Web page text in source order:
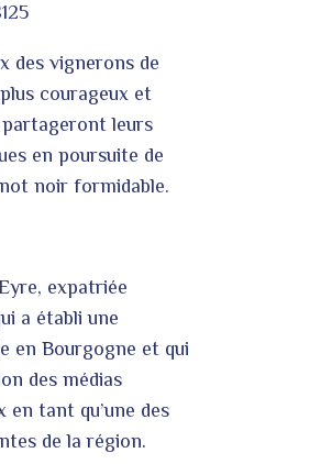
des vignerons de
courageux et
leurs
en poursuite de
noir formidable.
expatriée
a établi une
en Bourgogne et qui
des médias
tant qu’une des
de la région.